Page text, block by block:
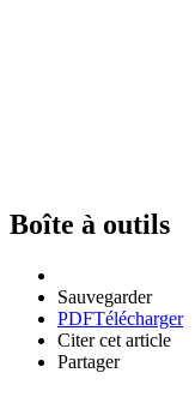
Boîte à outils
Sauvegarder
PDFTélécharger
Citer cet article
Partager